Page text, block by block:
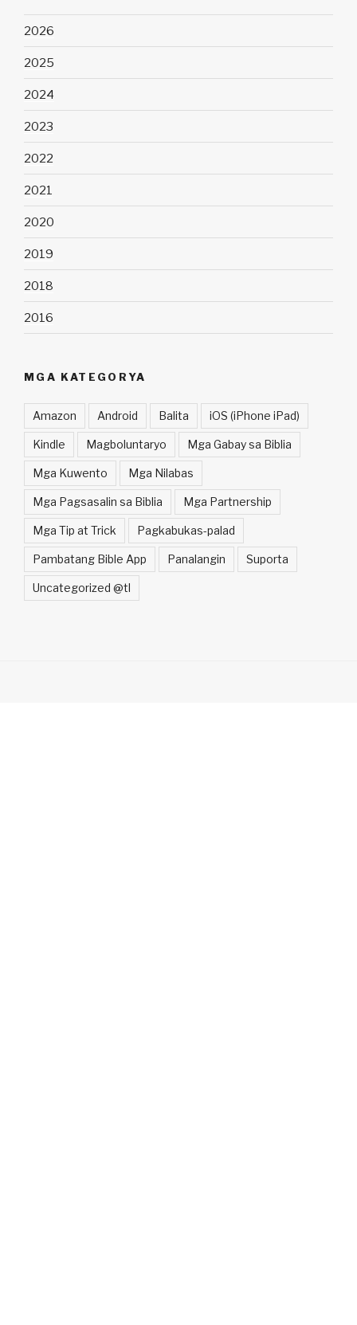
2026
2025
2024
2023
2022
2021
2020
2019
2018
2016
MGA KATEGORYA
Amazon Android Balita iOS (iPhone iPad)
Kindle Magboluntaryo Mga Gabay sa Biblia
Mga Kuwento Mga Nilabas
Mga Pagsasalin sa Biblia Mga Partnership
Mga Tip at Trick Pagkabukas-palad
Pambatang Bible App Panalangin Suporta
Uncategorized @tl